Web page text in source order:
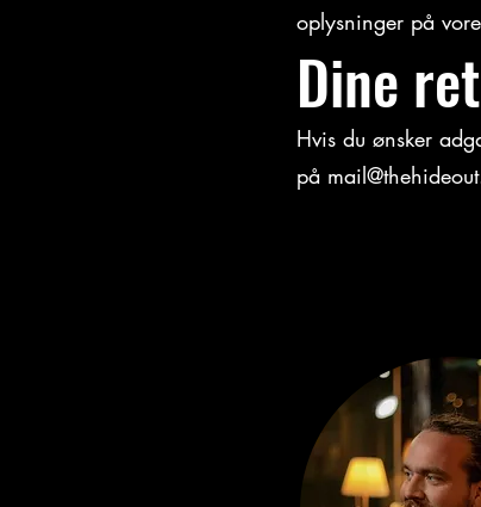
oplysninger på
Dine
Hvis du ønsker
på